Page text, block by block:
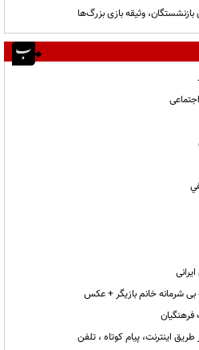
وثیقه بازی بزرگ‌ها
شرمانه خانم بازیگر + عکس
اینترنت، پیام کوتاه ، تلفن